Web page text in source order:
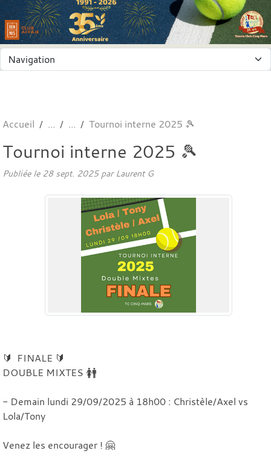
Accueil Tournoi interne 2025 🎾
Tournoi interne 2025 🎾
Publiée le 28 sept. 2025par Laurent G
🔰 FINALE 🔰
DOUBLE MIXTES 🚺🚹
- Demain lundi 29/09/2025 à 18h00 : Christèle/Axel vs
Lola/Tony
Venez les encourager ! 🤗
Panneau de gestion des cookies